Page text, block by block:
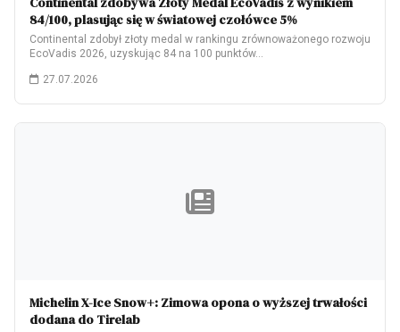
84/100, plasując się w światowej czołówce 5%
Continental zdobył złoty medal w rankingu zrównoważonego rozwoju
EcoVadis 2026, uzyskując 84 na 100 punktów…
27.07.2026
Michelin X-Ice Snow+: Zimowa opona o wyższej trwałości
dodana do Tirelab